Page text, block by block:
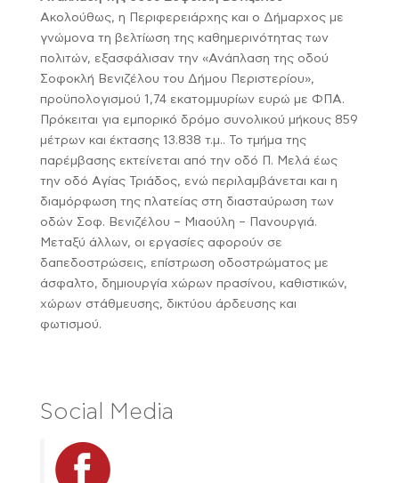
Ακολούθως, η Περιφερειάρχης και ο Δήμαρχος με
γνώμονα τη βελτίωση της καθημερινότητας των
πολιτών, εξασφάλισαν την «Ανάπλαση της οδού
Σοφοκλή Βενιζέλου του Δήμου Περιστερίου»,
προϋπολογισμού 1,74 εκατομμυρίων ευρώ με ΦΠΑ.
Πρόκειται για εμπορικό δρόμο συνολικού μήκους 859
μέτρων και έκτασης 13.838 τ.μ.. Το τμήμα της
παρέμβασης εκτείνεται από την οδό Π. Μελά έως
την οδό Αγίας Τριάδος, ενώ περιλαμβάνεται και η
διαμόρφωση της πλατείας στη διασταύρωση των
οδών Σοφ. Βενιζέλου – Μιαούλη – Πανουργιά.
Μεταξύ άλλων, οι εργασίες αφορούν σε
δαπεδοστρώσεις, επίστρωση οδοστρώματος με
άσφαλτο, δημιουργία χώρων πρασίνου, καθιστικών,
χώρων στάθμευσης, δικτύου άρδευσης και
φωτισμού.
Social Media